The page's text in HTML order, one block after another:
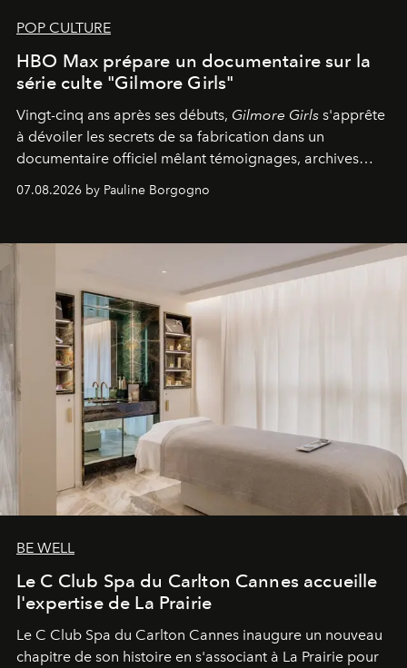
POP CULTURE
HBO Max prépare un documentaire sur la
série culte "Gilmore Girls"
Vingt-cinq ans après ses débuts, Gilmore Girls s'apprête
à dévoiler les secrets de sa fabrication dans un
documentaire officiel mêlant témoignages, archives
générationnel.
07.08.2026 by Pauline Borgogno
BE WELL
Le C Club Spa du Carlton Cannes accueille
l'expertise de La Prairie
Le C Club Spa du Carlton Cannes inaugure un nouveau
chapitre de son histoire en s'associant à La Prairie pour